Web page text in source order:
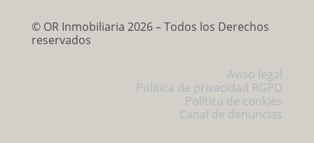
© OR Inmobiliaria 2026 – Todos los Derechos
reservados
Aviso legal
Política de privacidad RGPD
Política de cookies
Canal de denuncias